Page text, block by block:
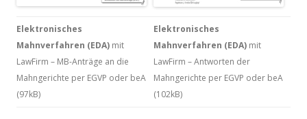
Elektronisches
Mahnverfahren (EDA) mit
LawFirm – MB-Anträge an die
Mahngerichte per EGVP oder beA
(97kB)
Elektronisches
Mahnverfahren (EDA) mit
LawFirm – Antworten der
Mahngerichte per EGVP oder beA
(102kB)